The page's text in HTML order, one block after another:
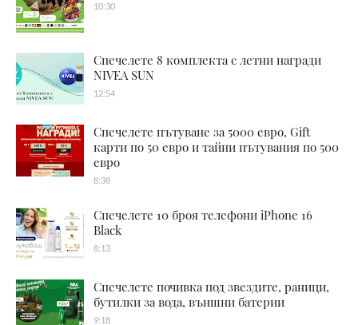
10:30
Спечелете 8 комплекта с летни награди
NIVEA SUN
12:54
Спечелете пътуване за 5000 евро, Gift
карти по 50 евро и тайни пътувания по 500
евро
8:38
Спечелете 10 броя телефони iPhone 16
Black
8:13
Спечелете почивка под звездите, раници,
бутилки за вода, външни батерии
9:18